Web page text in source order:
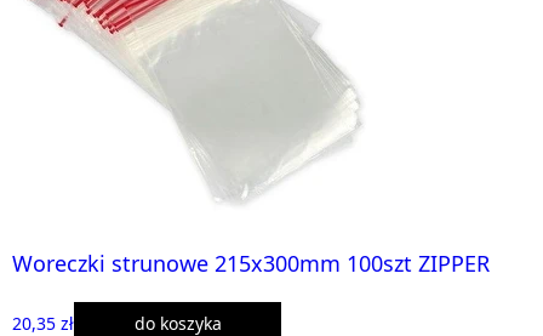
Woreczki strunowe 215x300mm 100szt ZIPPER
20,35 zł do koszyka